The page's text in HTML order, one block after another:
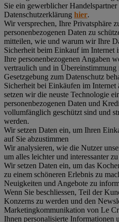
Sie ein gewerblicher
Datenschutzerklärung hier.
Wir versprechen, Ihre Privatsphäre
personenbezogenen Daten zu
mitteilen, wie und warum wir Ihre
Sicherheit beim Einkauf im Internet
Ihre personenbezogenen Angaben
vertraulich und in Übereinstimmung
Gesetzgebung zum Datenschutz
Sicherheit bei Einkäufen im Internet
setzen wir die neuste Technologie
personenbezogenen Daten und
vollumfänglich geschützt sind und
werden.
Wir setzen Daten ein, um Ihren
auf Sie abzustimmen
Wir analysieren, wie die Nutzer
um alles leichter und interessanter
Wir setzen Daten ein, um das
zu einem schöneren Erlebnis zu
Neuigkeiten und Angebote zu
Wenn Sie beschliessen, Teil der
Konzerns zu werden und den
Marketingkommunikation von Le
Ihnen personalisierte Informationen